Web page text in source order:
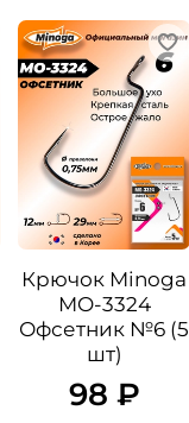
Крючок Minoga
MO-3324
Офсетник №6 (5
шт)
98 ₽